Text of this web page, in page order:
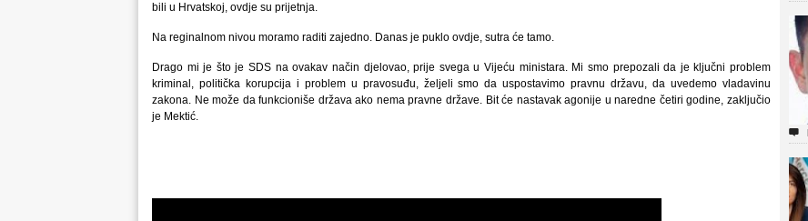
bili u Hrvatskoj, ovdje su prijetnja.
Na reginalnom nivou moramo raditi zajedno. Danas je puklo ovdje, sutra će tamo.
Drago mi je što je SDS na ovakav način djelovao, prije svega u Vijeću ministara. Mi smo prepozali da je ključni problem
kriminal, politička korupcija i problem u pravosuđu, željeli smo da uspostavimo pravnu državu, da uvedemo vladavinu
zakona. Ne može da funkcioniše država ako nema pravne države. Bit će nastavak agonije u naredne četiri godine, zaključio
je Mektić.
